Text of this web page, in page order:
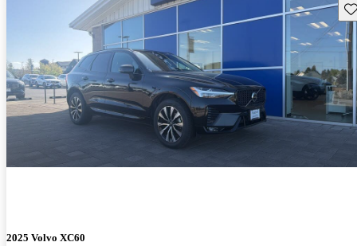
2025 Volvo XC60